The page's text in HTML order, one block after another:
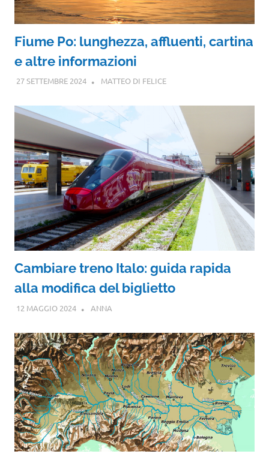
Fiume Po: lunghezza, affluenti, cartina
e altre informazioni
27 SETTEMBRE 2024 MATTEO DI FELICE
Cambiare treno Italo: guida rapida
alla modifica del biglietto
12 MAGGIO 2024 ANNA